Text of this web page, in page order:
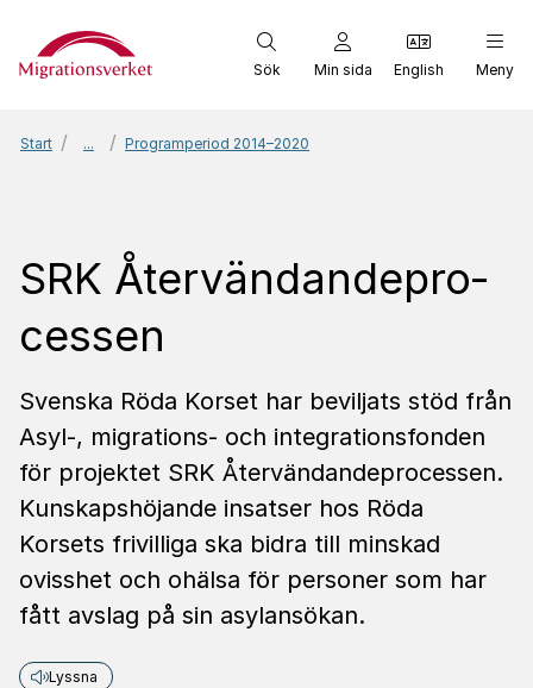
Start
Sök Min sida English Meny
Start ... Programperiod 2014–2020
SRK Åter­vän­dan­de­pro­
cessen
Svenska Röda Korset har beviljats stöd från
Asyl-, migrations- och integrationsfonden
för projektet SRK Återvändandeprocessen.
Kunskapshöjande insatser hos Röda
Korsets frivilliga ska bidra till minskad
ovisshet och ohälsa för personer som har
fått avslag på sin asylansökan.
Lyssna